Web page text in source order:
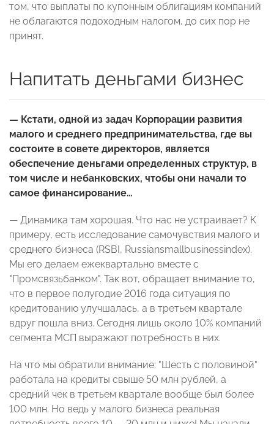
том, что выплаты по купонным облигациям компаний
не облагаются подоходным налогом, до сих пор не
принят.
Напитать деньгами бизнес
— Кстати, одной из задач Корпорации развития
малого и среднего предпринимательства, где вы
состоите в совете директоров, является
обеспечение деньгами определенных структур, в
том числе и небанковских, чтобы они начали то
самое финансирование…
— Динамика там хорошая. Что нас не устраивает? К
примеру, есть исследование самочувствия малого и
среднего бизнеса (RSBI, Russiansmallbusinessindex).
Мы его делаем ежеквартально вместе с
"Промсвязьбанком". Так вот, обращает внимание то,
что в первое полугодие 2016 года ситуация по
кредитованию улучшалась, а в третьем квартале
вдруг пошла вниз. Сегодня лишь около 10% компаний
сегмента МСП выражают потребность в них.
На что мы обратили внимание: "Шесть с половиной"
работала на кредиты свыше 50 млн рублей, а
средний чек в третьем квартале вообще был более
100 млн. Но ведь у малого бизнеса реальная